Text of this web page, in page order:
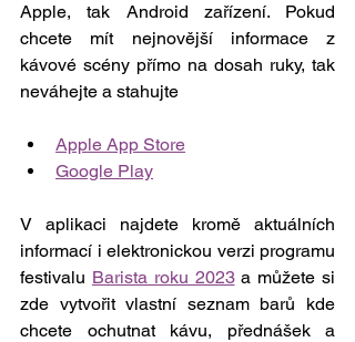
Apple, tak Android zařízení. Pokud
chcete mít nejnovější informace z
kávové scény přímo na dosah ruky, tak
neváhejte a stahujte
Apple App Store
Google Play
V aplikaci najdete kromě aktuálních
informací i elektronickou verzi programu
festivalu Barista roku 2023 a můžete si
zde vytvořit vlastní seznam barů kde
chcete ochutnat kávu, přednášek a